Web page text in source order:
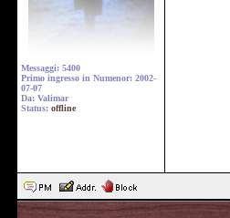
Messaggi: 5400
Primo ingresso in Numenor: 2002-
07-07
Da: Valimar
Status: offline